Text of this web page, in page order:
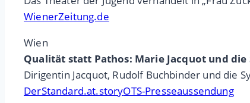
WienerZeitung.de
Wien
Qualität statt Pathos: Marie Jacquot und
Dirigentin Jacquot, Rudolf Buchbinder und die
DerStandard.at.storyOTS-Presseaussendung